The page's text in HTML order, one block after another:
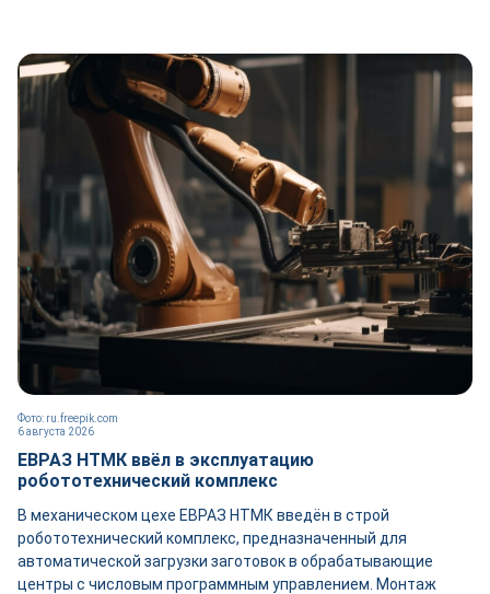
6 августа 2026
Фото: ru.freepik.com
ЕВРАЗ НТМК ввёл в эксплуатацию
робототехнический комплекс
В механическом цехе ЕВРАЗ НТМК введён в строй
робототехнический комплекс, предназначенный для
автоматической загрузки заготовок в обрабатывающие
центры с числовым программным управлением. Монтаж